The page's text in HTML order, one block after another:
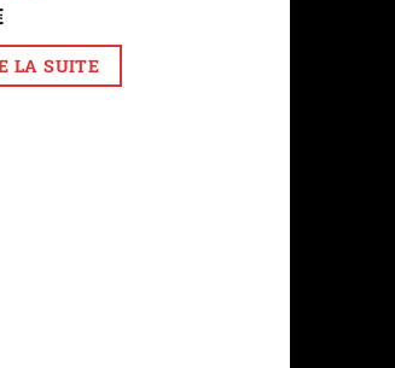
sur
LA SUITE